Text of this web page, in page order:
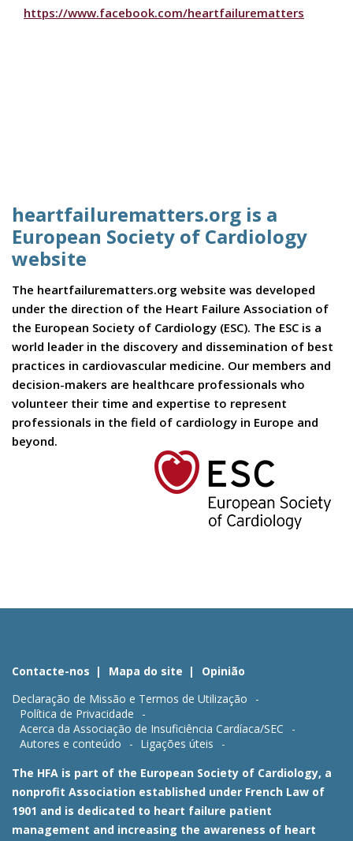
https://www.facebook.com/heartfailurematters
heartfailurematters.org is a
European Society of Cardiology
website
The heartfailurematters.org website was developed
under the direction of the Heart Failure Association of
the European Society of Cardiology (ESC). The ESC is a
world leader in the discovery and dissemination of best
practices in cardiovascular medicine. Our members and
decision-makers are healthcare professionals who
volunteer their time and expertise to represent
professionals in the field of cardiology in Europe and
beyond.
Contacte-nos Mapa do site
Opinião
Declaração de Missão e Termos de Utilização
Política de Privacidade
Acerca da Associação de Insuficiência Cardíaca/SEC
Autores e conteúdo
Ligações úteis
The HFA is part of the European Society of Cardiology, a
nonprofit Association established under French Law of
1901 and is dedicated to heart failure patient
management and increasing the awareness of heart